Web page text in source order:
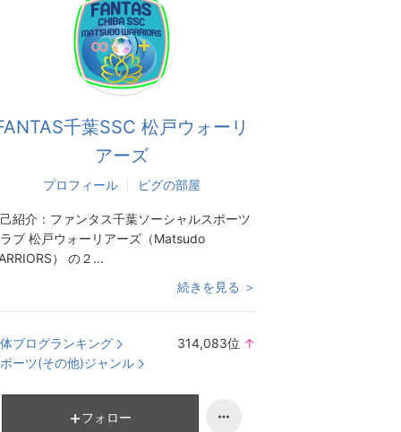
千葉SSC 松戸ウォーリ
アーズ
プロフィール ピグの部屋
紹介： ファンタス千葉ソーシャルスポーツ
ブ 松戸ウォーリアーズ（Matsudo
） の２...
続きを見る ＞
ブログランキング 314,083位 ↑
ーツ(その他)ジャンル
フォロー